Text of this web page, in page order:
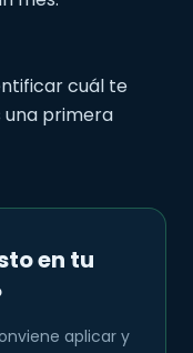
cuál te
una primera
en tu
aplicar y